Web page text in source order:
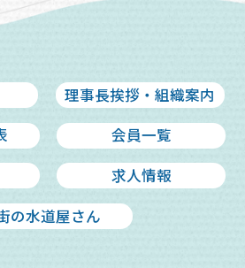
理事長挨拶・組織案内
会員一覧
求人情報
の水道屋さん